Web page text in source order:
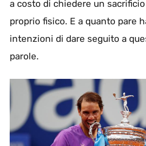
a costo di chiedere un
proprio fisico. E a quanto pare
intenzioni di dare seguito a
parole.